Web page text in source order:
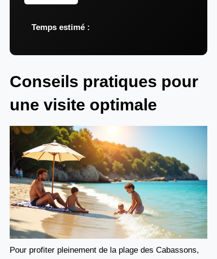
Temps estimé :
Conseils pratiques pour
une visite optimale
Pour profiter pleinement de la plage des Cabassons,